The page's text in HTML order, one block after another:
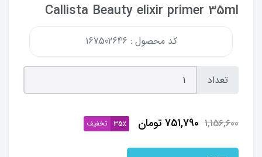
Callista Beauty elixir primer 35ml
کد محصول : 167502646
تعداد
1,156,600
751,790تومان 35٪ تخفیف